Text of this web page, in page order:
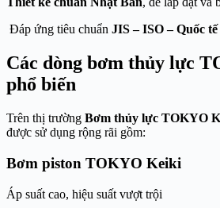
Đáp ứng tiêu chuẩn JIS – ISO – Quốc tế
Các dòng bơm thủy lực
phổ biến
Trên thị trường Bơm thủy lực TOKYO
được sử dụng rộng rãi gồm:
Bơm piston TOKYO Keiki
Áp suất cao, hiệu suất vượt trội